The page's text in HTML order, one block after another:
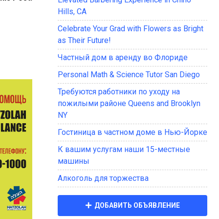
Hills, CA
Celebrate Your Grad with Flowers as Bright
as Their Future!
Частный дом в аренду во Флориде
Personal Math & Science Tutor San Diego
Требуются работники по уходу на
пожилыми районе Queens and Brooklyn
NY
Гостиница в частном доме в Нью-Йорке
К вашим услугам наши 15-местные
машины
Алкоголь для торжества
ДОБАВИТЬ ОБЪЯВЛЕНИЕ